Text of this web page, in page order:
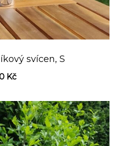
svícen, S
Kč